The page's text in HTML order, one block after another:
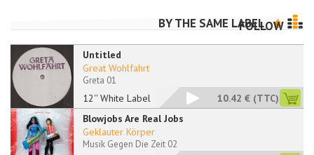
BY THE SAME LABEL
FOLLOW
Untitled
12'' White Label
Great Wohlfahrt
Greta 01
10.42 € (TTC)
Blowjobs Are Real Jobs
Geklauter Körper
Musik Gegen Die Zeit 02